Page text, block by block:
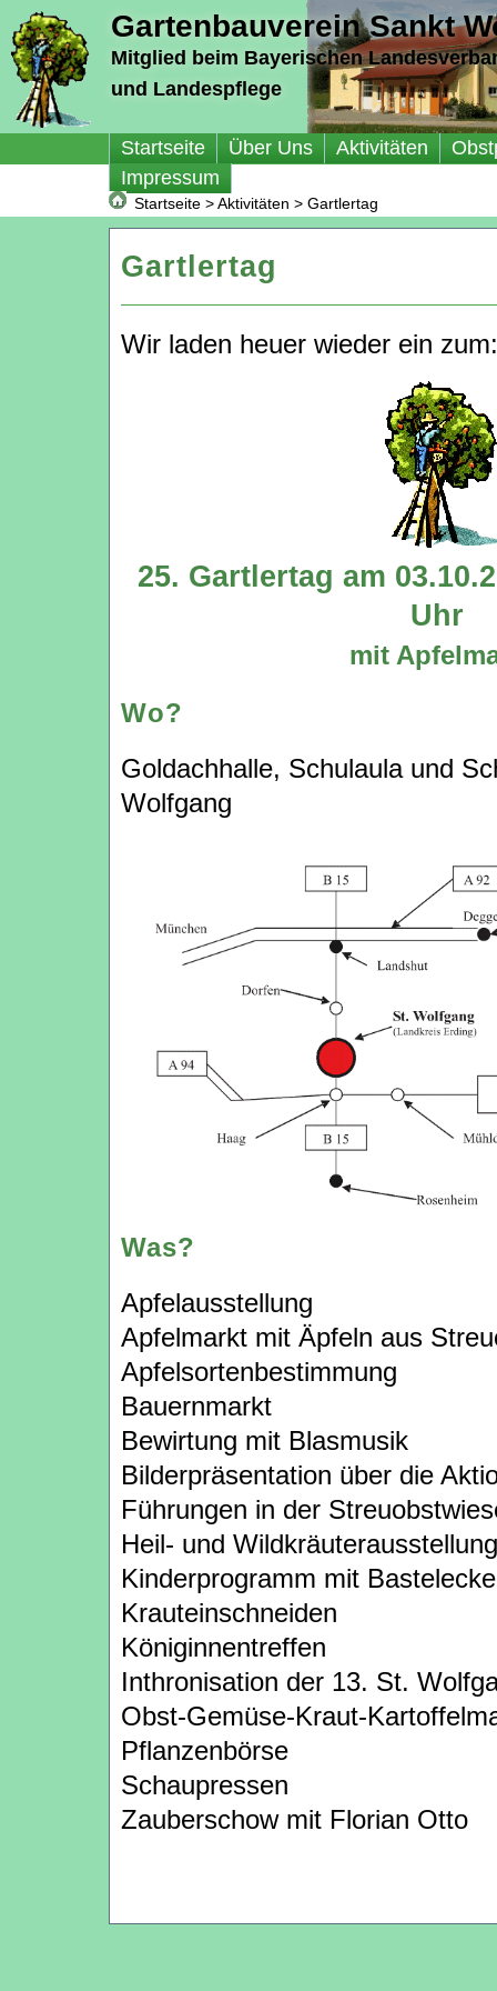
Gartenbauverein Sankt
Mitglied beim Bayerischen
und Landespflege
Startseite Über Uns Aktivitäten
Impressum
Startseite >Aktivitäten > Gartlertag
Gartlertag
Wir laden heuer wieder ein zum:
25. Gartlertag am
Uhr
mit
Wo?
Goldachhalle, Schulaula und
Wolfgang
Was?
Apfelausstellung
Apfelmarkt mit Äpfeln aus
Apfelsortenbestimmung
Bauernmarkt
Bewirtung mit Blasmusik
Bilderpräsentation über die
Führungen in der
Heil- und Wildkräuterausstellung
Kinderprogramm mit
Krauteinschneiden
Königinnentreffen
Inthronisation der 13. St.
Obst-Gemüse-Kraut-
Pflanzenbörse
Schaupressen
Zauberschow mit Florian Otto